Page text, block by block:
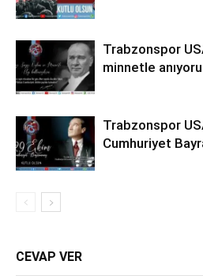
Trabzonspor
minnetle
Trabzonspor
Cumhuriyet
CEVAP VER